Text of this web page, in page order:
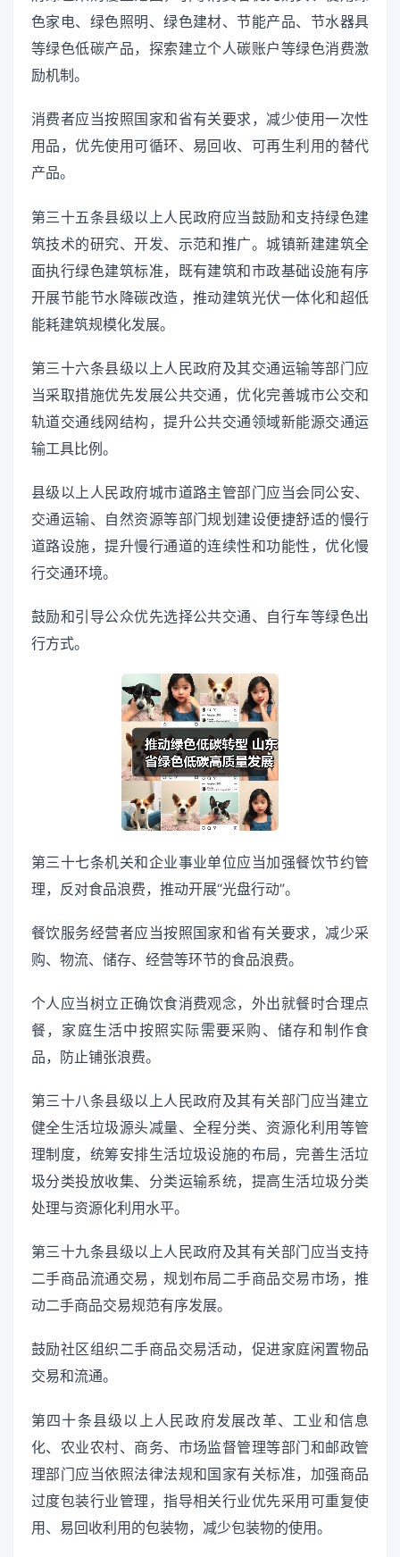
色家电、绿色照明、绿色建材、节能产品、节水器具
等绿色低碳产品，探索建立个人碳账户等绿色消费激
励机制。
消费者应当按照国家和省有关要求，减少使用一次性
用品，优先使用可循环、易回收、可再生利用的替代
产品。
第三十五条县级以上人民政府应当鼓励和支持绿色建
筑技术的研究、开发、示范和推广。城镇新建建筑全
面执行绿色建筑标准，既有建筑和市政基础设施有序
开展节能节水降碳改造，推动建筑光伏一体化和超低
能耗建筑规模化发展。
第三十六条县级以上人民政府及其交通运输等部门应
当采取措施优先发展公共交通，优化完善城市公交和
轨道交通线网结构，提升公共交通领域新能源交通运
输工具比例。
县级以上人民政府城市道路主管部门应当会同公安、
交通运输、自然资源等部门规划建设便捷舒适的慢行
道路设施，提升慢行通道的连续性和功能性，优化慢
行交通环境。
鼓励和引导公众优先选择公共交通、自行车等绿色出
行方式。
第三十七条机关和企业事业单位应当加强餐饮节约管
理，反对食品浪费，推动开展“光盘行动”。
餐饮服务经营者应当按照国家和省有关要求，减少采
购、物流、储存、经营等环节的食品浪费。
个人应当树立正确饮食消费观念，外出就餐时合理点
餐，家庭生活中按照实际需要采购、储存和制作食
品，防止铺张浪费。
第三十八条县级以上人民政府及其有关部门应当建立
健全生活垃圾源头减量、全程分类、资源化利用等管
理制度，统筹安排生活垃圾设施的布局，完善生活垃
圾分类投放收集、分类运输系统，提高生活垃圾分类
处理与资源化利用水平。
第三十九条县级以上人民政府及其有关部门应当支持
二手商品流通交易，规划布局二手商品交易市场，推
动二手商品交易规范有序发展。
鼓励社区组织二手商品交易活动，促进家庭闲置物品
交易和流通。
第四十条县级以上人民政府发展改革、工业和信息
化、农业农村、商务、市场监督管理等部门和邮政管
理部门应当依照法律法规和国家有关标准，加强商品
过度包装行业管理，指导相关行业优先采用可重复使
用、易回收利用的包装物，减少包装物的使用。